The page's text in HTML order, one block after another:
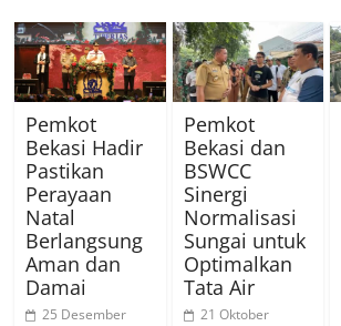
Pemkot
Bekasi Hadir
Pastikan
Perayaan
Natal
Berlangsung
Aman dan
Damai
25 Desember
Pemkot
Bekasi dan
BSWCC
Sinergi
Normalisasi
Sungai untuk
Optimalkan
Tata Air
21 Oktober